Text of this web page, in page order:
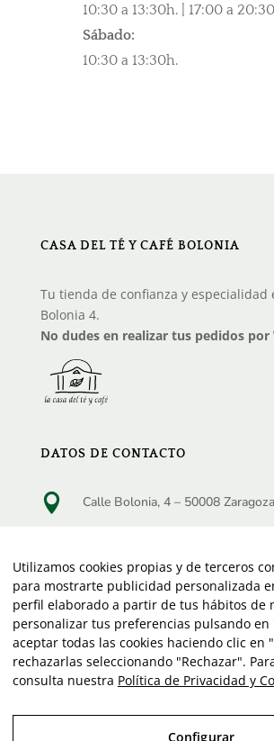
10:30 a 13:30h. | 17:00 a
Sábado:
10:30 a 13:30h.
CASA DEL TÉ Y CAFÉ BOLONIA
Tu tienda de confianza y especialidad
Bolonia 4.
No dudes en realizar tus pedidos por
DATOS DE CONTACTO
 Calle Bolonia, 4 – 50008 Zaragoza

Horario de Lunes a viernes:
10:30 a 13:30 horas | 17:00 a
Horario Sábado:
10:30 a 13:30 horas
Utilizamos cookies propias y de terceros
para mostrarte publicidad personalizada
perfil elaborado a partir de tus hábitos de
personalizar tus preferencias pulsando en
aceptar todas las cookies haciendo clic en
rechazarlas seleccionando "Rechazar".
consulta nuestra Política de Privacidad y
Configurar